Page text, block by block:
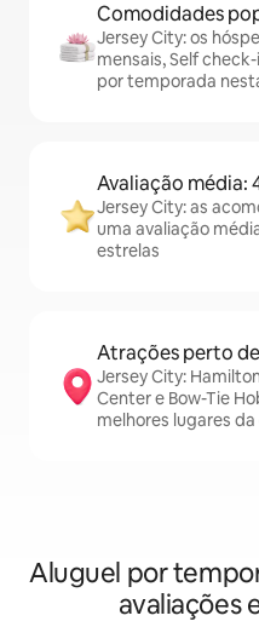
Comodidades
Jersey City: os
mensais, Self
por temporada
Avaliação média:
Jersey City: as
uma avaliação
estrelas
Atrações perto
Jersey City:
Center e Bow-Tie
melhores lugares
Aluguel por
avaliações